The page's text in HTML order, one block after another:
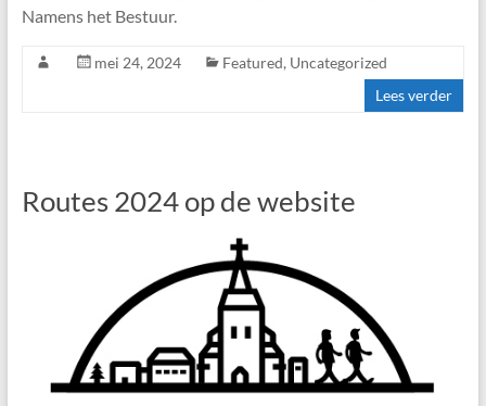
Namens het Bestuur.
mei 24, 2024 Featured, Uncategorized
Lees verder
Routes 2024 op de website